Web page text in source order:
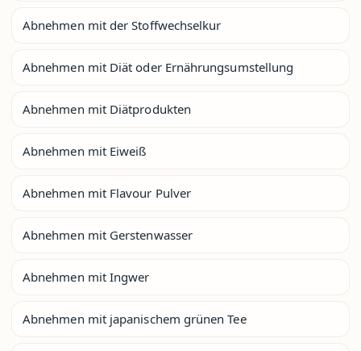
Abnehmen mit der Stoffwechselkur
Abnehmen mit Diät oder Ernährungsumstellung
Abnehmen mit Diätprodukten
Abnehmen mit Eiweiß
Abnehmen mit Flavour Pulver
Abnehmen mit Gerstenwasser
Abnehmen mit Ingwer
Abnehmen mit japanischem grünen Tee